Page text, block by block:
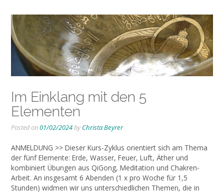
Im Einklang mit den 5
Elementen
Posted on01/02/2024by Christa Beyrer
ANMELDUNG >> Dieser Kurs-Zyklus orientiert sich am Thema
der fünf Elemente: Erde, Wasser, Feuer, Luft, Äther und
kombiniert Übungen aus QiGong, Meditation und Chakren-
Arbeit. An insgesamt 6 Abenden (1 x pro Woche für 1,5
Stunden) widmen wir uns unterschiedlichen Themen, die in